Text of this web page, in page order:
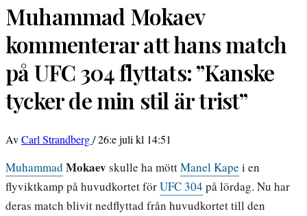
Muhammad Mokaev
kommenterar att hans match
på UFC 304 flyttats: ”Kanske
tycker de min stil är trist”
AvCarl Strandberg/26:e juli kl 14:51
Muhammad Mokaevskulle ha möttManel Kape i en
flyviktkamp på huvudkortet förUFC 304 på lördag. Nu har
deras match blivit nedflyttad från huvudkortet till den